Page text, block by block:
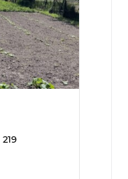
219